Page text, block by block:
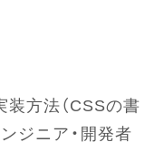
方法（CSSの書
ジニア・開発者